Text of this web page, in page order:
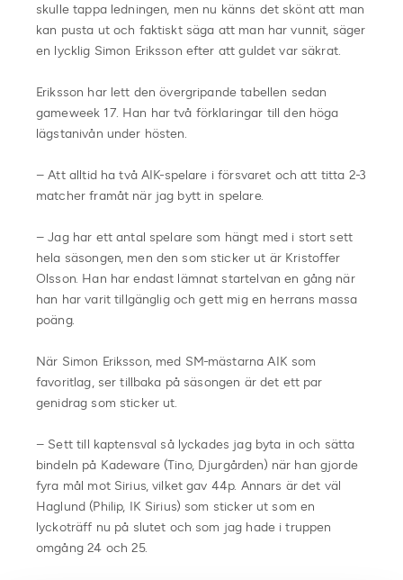
skulle tappa ledningen, men nu känns det skönt att man
kan pusta ut och faktiskt säga att man har vunnit, säger
en lycklig Simon Eriksson efter att guldet var säkrat.
Eriksson har lett den övergripande tabellen sedan
gameweek 17. Han har två förklaringar till den höga
lägstanivån under hösten.
– Att alltid ha två AIK-spelare i försvaret och att titta 2-3
matcher framåt när jag bytt in spelare.
– Jag har ett antal spelare som hängt med i stort sett
hela säsongen, men den som sticker ut är Kristoffer
Olsson. Han har endast lämnat startelvan en gång när
han har varit tillgänglig och gett mig en herrans massa
poäng.
När Simon Eriksson, med SM-mästarna AIK som
favoritlag, ser tillbaka på säsongen är det ett par
genidrag som sticker ut.
– Sett till kaptensval så lyckades jag byta in och sätta
bindeln på Kadeware (Tino, Djurgården) när han gjorde
fyra mål mot Sirius, vilket gav 44p. Annars är det väl
Haglund (Philip, IK Sirius) som sticker ut som en
lyckoträff nu på slutet och som jag hade i truppen
omgång 24 och 25.